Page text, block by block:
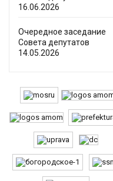
16.06.2026
Очередное заседание
Совета депутатов
14.05.2026